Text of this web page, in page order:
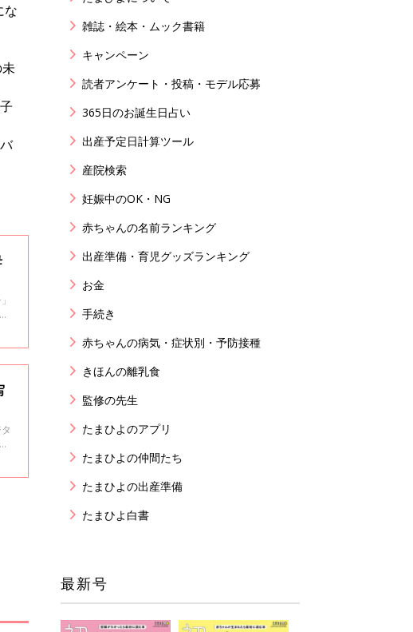
な
雑誌・絵本・ムック書籍
キャンペーン
読者アンケート・投稿・モデル応募
365日のお誕生日占い
出産予定日計算ツール
産院検索
妊娠中のOK・NG
赤ちゃんの名前ランキング
出産準備・育児グッズランキング
お金
手続き
赤ちゃんの病気・症状別・予防接種
きほんの離乳食
監修の先生
たまひよのアプリ
たまひよの仲間たち
たまひよの出産準備
たまひよ白書
最新号